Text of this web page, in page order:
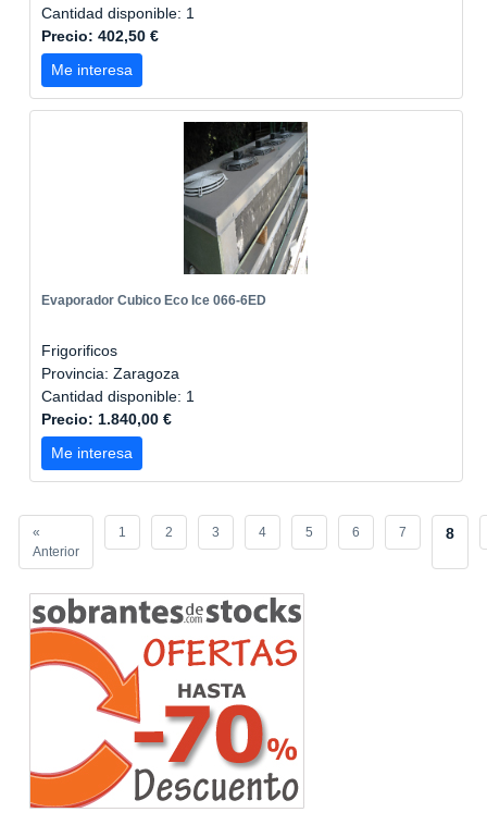
Cantidad disponible: 1
Precio: 402,50 €
Me interesa
Evaporador Cubico Eco Ice 066-6ED
Frigorificos
Provincia: Zaragoza
Cantidad disponible: 1
Precio: 1.840,00 €
Me interesa
«
Anterior
1 2 3 4 5 6 7 8